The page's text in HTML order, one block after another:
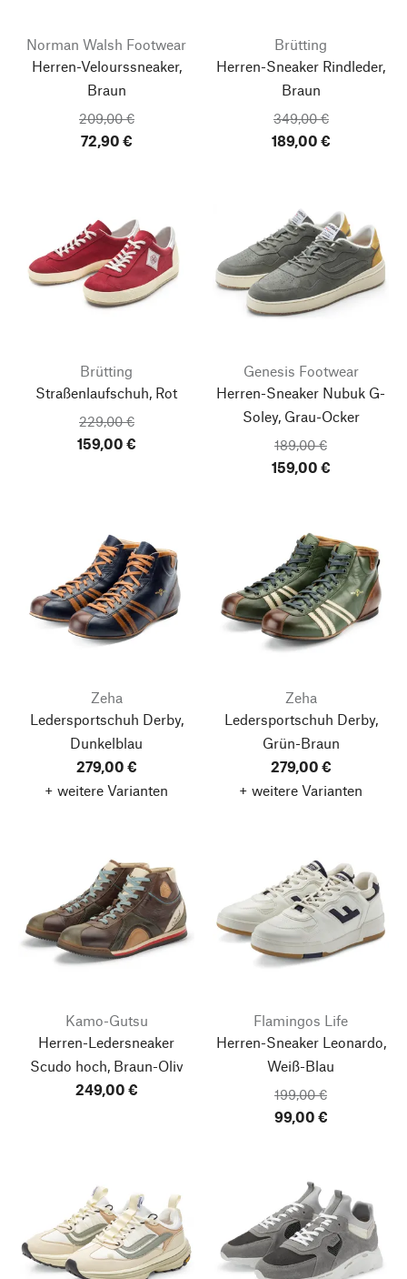
Norman Walsh Footwear
Herren-Velourssneaker,
Braun
209,00 €
72,90 €
Brütting
Herren-Sneaker Rindleder,
Braun
349,00 €
189,00 €
Brütting
Straßenlaufschuh, Rot
229,00 €
159,00 €
Genesis Footwear
Herren-Sneaker Nubuk G-
Soley, Grau-Ocker
189,00 €
159,00 €
Zeha
Ledersportschuh Derby,
Dunkelblau
279,00 €
+ weitere Varianten
Zeha
Ledersportschuh Derby,
Grün-Braun
279,00 €
+ weitere Varianten
Kamo-Gutsu
Herren-Ledersneaker
Scudo hoch, Braun-Oliv
249,00 €
Flamingos Life
Herren-Sneaker Leonardo,
Weiß-Blau
199,00 €
99,00 €